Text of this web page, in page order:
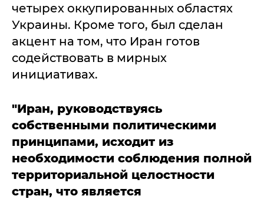
четырех оккупированных областях
Украины. Кроме того, был сделан
акцент на том, что Иран готов
содействовать в мирных
инициативах.
"Иран, руководствуясь
собственными политическими
принципами, исходит из
необходимости соблюдения полной
территориальной целостности
стран, что является